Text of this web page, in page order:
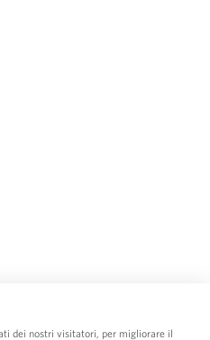
dati personali
dei nostri visitatori, per migliorare il